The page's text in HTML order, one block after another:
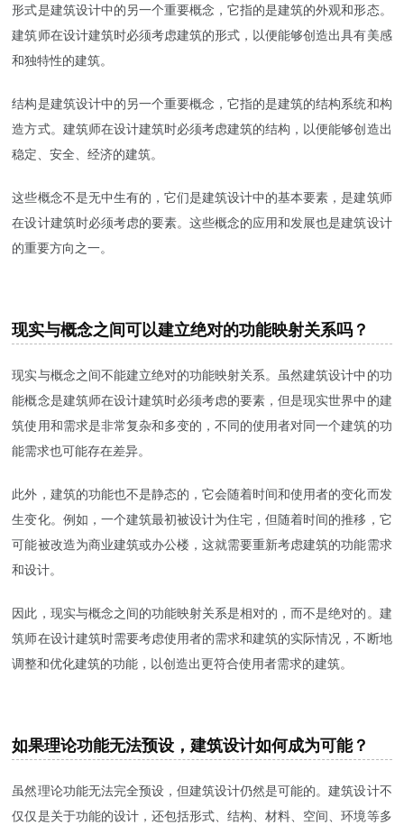
形式是建筑设计中的另一个重要概念，它指的是建筑的外观和形态。
建筑师在设计建筑时必须考虑建筑的形式，以便能够创造出具有美感
和独特性的建筑。
结构是建筑设计中的另一个重要概念，它指的是建筑的结构系统和构
造方式。建筑师在设计建筑时必须考虑建筑的结构，以便能够创造出
稳定、安全、经济的建筑。
这些概念不是无中生有的，它们是建筑设计中的基本要素，是建筑师
在设计建筑时必须考虑的要素。这些概念的应用和发展也是建筑设计
的重要方向之一。
现实与概念之间可以建立绝对的功能映射关系吗？
现实与概念之间不能建立绝对的功能映射关系。虽然建筑设计中的功
能概念是建筑师在设计建筑时必须考虑的要素，但是现实世界中的建
筑使用和需求是非常复杂和多变的，不同的使用者对同一个建筑的功
能需求也可能存在差异。
此外，建筑的功能也不是静态的，它会随着时间和使用者的变化而发
生变化。例如，一个建筑最初被设计为住宅，但随着时间的推移，它
可能被改造为商业建筑或办公楼，这就需要重新考虑建筑的功能需求
和设计。
因此，现实与概念之间的功能映射关系是相对的，而不是绝对的。建
筑师在设计建筑时需要考虑使用者的需求和建筑的实际情况，不断地
调整和优化建筑的功能，以创造出更符合使用者需求的建筑。
如果理论功能无法预设，建筑设计如何成为可能？
虽然理论功能无法完全预设，但建筑设计仍然是可能的。建筑设计不
仅仅是关于功能的设计，还包括形式、结构、材料、空间、环境等多